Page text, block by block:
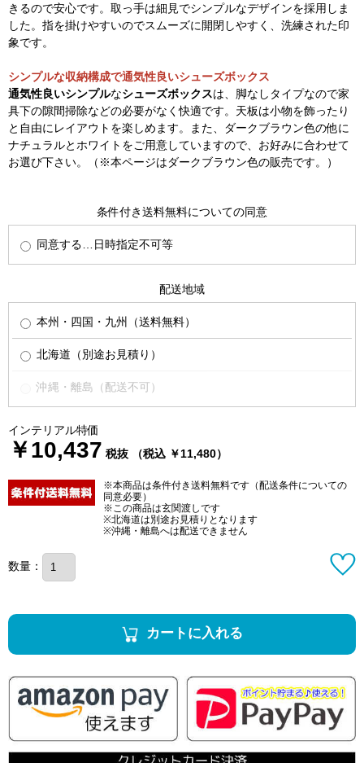
きるので安心です。取っ手は細見でシンプルなデザインを採用しま
した。指を掛けやすいのでスムーズに開閉しやすく、洗練された印
象です。
シンプルな収納構成で通気性良いシューズボックス
通気性良いシンプルなシューズボックスは、脚なしタイプなので家
具下の隙間掃除などの必要がなく快適です。天板は小物を飾ったり
と自由にレイアウトを楽しめます。また、ダークブラウン色の他に
ナチュラルとホワイトをご用意していますので、お好みに合わせて
お選び下さい。（※本ページはダークブラウン色の販売です。）
条件付き送料無料についての同意
同意する…日時指定不可等
配送地域
本州・四国・九州（送料無料）
北海道（別途お見積り）
沖縄・離島（配送不可）
インテリアル特価
￥10,437 税抜 （税込 ￥11,480）
※本商品は条件付き送料無料です（配送条件についての
同意必要）
※この商品は玄関渡しです
※北海道は別途お見積りとなります
※沖縄・離島へは配送できません
数量：
カートに入れる